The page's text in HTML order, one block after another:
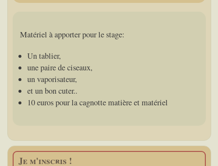
Matériel à apporter pour le stage:
Un tablier,
une paire de ciseaux,
un vaporisateur,
et un bon cuter..
10 euros pour la cagnotte matière et matériel
Je m'inscris !